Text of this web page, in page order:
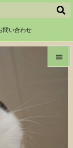

問い合わせ